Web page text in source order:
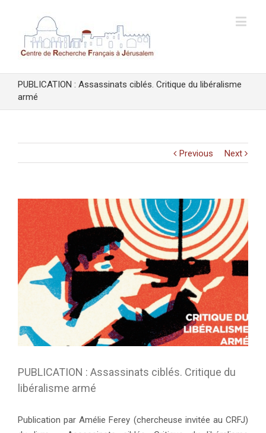
PUBLICATION : Assassinats ciblés. Critique du libéralisme
armé
Previous Next
View
Larger
Image
PUBLICATION : Assassinats ciblés. Critique du
libéralisme armé
Publication par Amélie Ferey (chercheuse invitée au CRFJ)